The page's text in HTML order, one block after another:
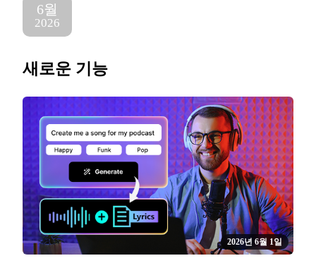
6월
2026
새로운 기능
2026년 6월 1일